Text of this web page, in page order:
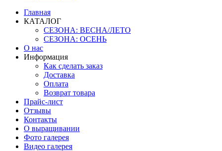
Главная
КАТАЛОГ
СЕЗОНА: ВЕСНА/ЛЕТО
СЕЗОНА: ОСЕНЬ
О нас
Информация
Как сделать заказ
Доставка
Оплата
Возврат товара
Прайс-лист
Отзывы
Контакты
О выращивании
Фото галерея
Видео галерея